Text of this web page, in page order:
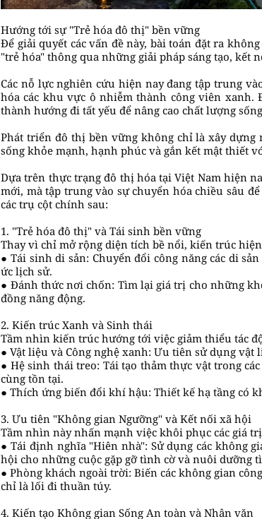
Hướng tới sự "Trẻ hóa đô thị" bền vững
Để giải quyết các vấn đề này, bài toán đặt ra
"trẻ hóa" thông qua những giải pháp sáng tạo, kết
Các nỗ lực nghiên cứu hiện nay đang tập trung
hóa các khu vực ô nhiễm thành công viên
thành hướng đi tất yếu để nâng cao chất lượng
Phát triển đô thị bền vững không chỉ là xây
sống khỏe mạnh, hạnh phúc và gắn kết mật thiết
Dựa trên thực trạng đô thị hóa tại Việt Nam hiện
mới, mà tập trung vào sự chuyển hóa chiều sâu
các trụ cột chính sau:
1. "Trẻ hóa đô thị" và Tái sinh bền vững
Thay vì chỉ mở rộng diện tích bề nổi, kiến trúc
● Tái sinh di sản: Chuyển đổi công năng các di
ức lịch sử.
● Đánh thức nơi chốn: Tìm lại giá trị cho những
đồng năng động.
2. Kiến trúc Xanh và Sinh thái
Tầm nhìn kiến trúc hướng tới việc giảm thiểu tác
● Vật liệu và Công nghệ xanh: Ưu tiên sử dụng
● Hệ sinh thái treo: Tái tạo thảm thực vật trong
cùng tồn tại.
● Thích ứng biến đổi khí hậu: Thiết kế hạ tầng có
3. Ưu tiên "Không gian Ngưỡng" và Kết nối xã hội
Tầm nhìn này nhấn mạnh việc khôi phục các giá
● Tái định nghĩa "Hiên nhà": Sử dụng các không
hội cho những cuộc gặp gỡ tình cờ và nuôi dưỡng
● Phòng khách ngoài trời: Biến các không gian
chỉ là lối đi thuần túy.
4. Kiến tạo Không gian Sống An toàn và Nhân văn